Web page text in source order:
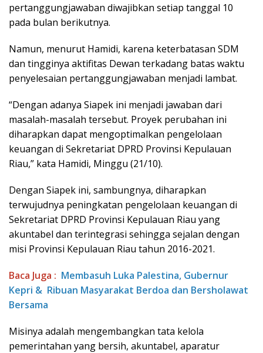
pertanggungjawaban diwajibkan setiap tanggal 10
pada bulan berikutnya.
Namun, menurut Hamidi, karena keterbatasan SDM
dan tingginya aktifitas Dewan terkadang batas waktu
penyelesaian pertanggungjawaban menjadi lambat.
“Dengan adanya Siapek ini menjadi jawaban dari
masalah-masalah tersebut. Proyek perubahan ini
diharapkan dapat mengoptimalkan pengelolaan
keuangan di Sekretariat DPRD Provinsi Kepulauan
Riau,” kata Hamidi, Minggu (21/10).
Dengan Siapek ini, sambungnya, diharapkan
terwujudnya peningkatan pengelolaan keuangan di
Sekretariat DPRD Provinsi Kepulauan Riau yang
akuntabel dan terintegrasi sehingga sejalan dengan
misi Provinsi Kepulauan Riau tahun 2016-2021.
Baca Juga : Membasuh Luka Palestina, Gubernur
Kepri & Ribuan Masyarakat Berdoa dan Bersholawat
Bersama
Misinya adalah mengembangkan tata kelola
pemerintahan yang bersih, akuntabel, aparatur